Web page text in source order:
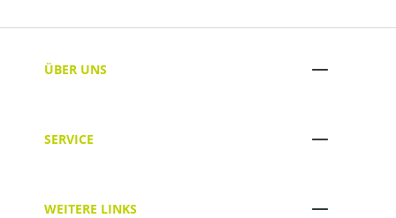
ÜBER UNS
SERVICE
WEITERE LINKS